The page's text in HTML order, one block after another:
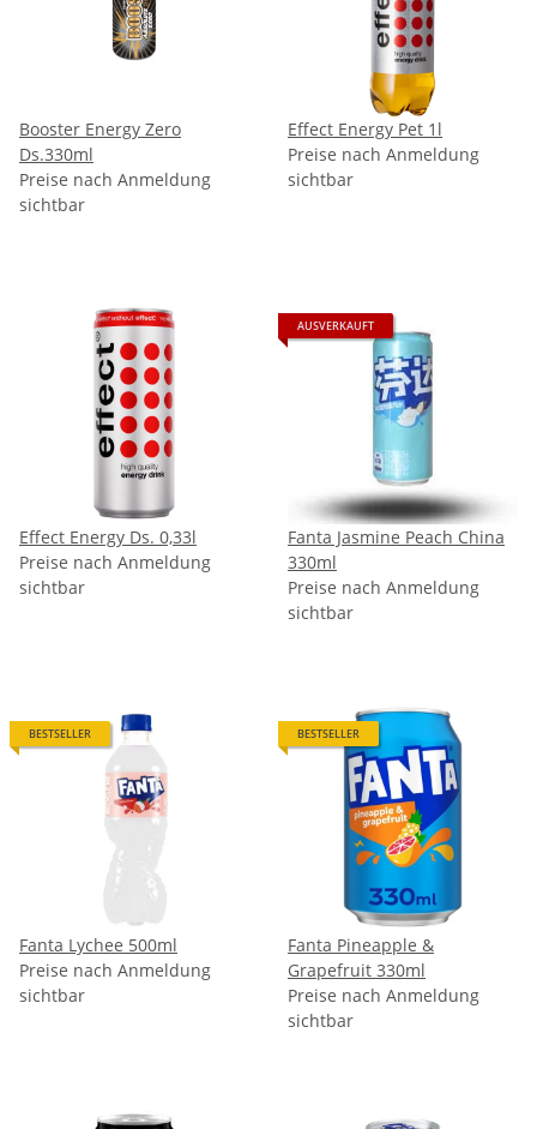
Booster Energy Zero
Ds.330ml
Preise nach Anmeldung
sichtbar
Effect Energy Pet 1l
Preise nach Anmeldung
sichtbar
Effect Energy Ds. 0,33l
Preise nach Anmeldung
sichtbar
AUSVERKAUFT
Fanta Jasmine Peach China
330ml
Preise nach Anmeldung
sichtbar
BESTSELLER
Fanta Lychee 500ml
Preise nach Anmeldung
sichtbar
BESTSELLER
Fanta Pineapple &
Grapefruit 330ml
Preise nach Anmeldung
sichtbar